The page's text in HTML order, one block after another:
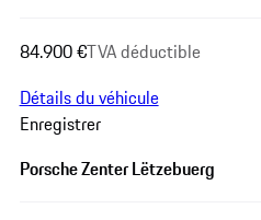
84.900 €TVA déductible
Détails du véhicule
Enregistrer
Porsche Zenter Lëtzebuerg